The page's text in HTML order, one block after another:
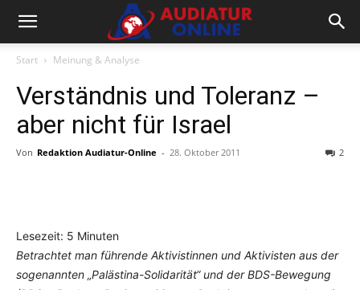
Start Meinung & Analyse
Verständnis und Toleranz –
aber nicht für Israel
Von Redaktion Audiatur-Online - 28. Oktober 2011 2
Lesezeit: 5 Minuten
Betrachtet man führende Aktivistinnen und Aktivisten aus der
sogenannten „Palästina-Solidarität“ und der BDS-Bewegung